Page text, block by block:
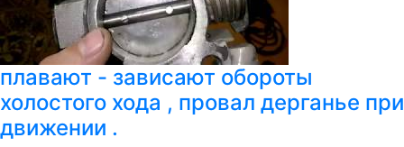
плавают - зависают обороты
холостого хода , провал дерганье при
движении .